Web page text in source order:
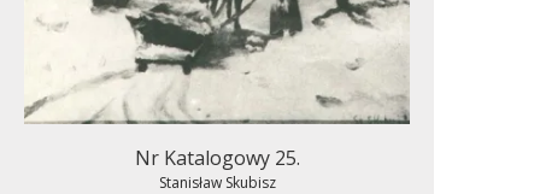
Nr Katalogowy 25.
Stanisław Skubisz